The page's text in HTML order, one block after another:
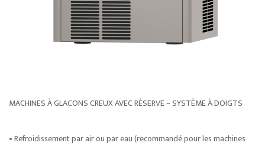
MACHINES À GLACONS CREUX AVEC RÉSERVE – SYSTÈME À DOIGTS
• Refroidissement par air ou par eau (recommandé pour les machines